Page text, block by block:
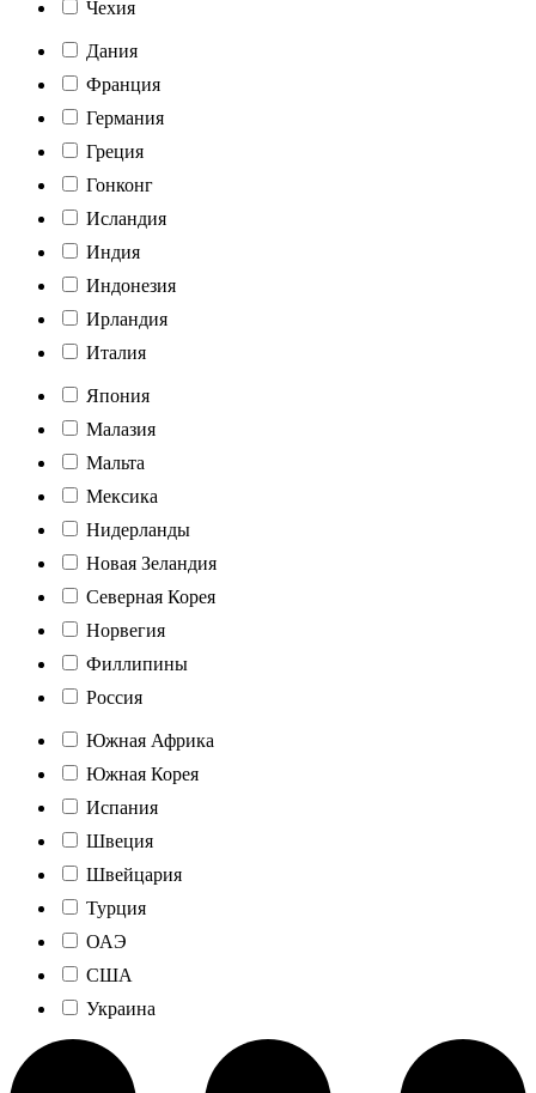
Чехия
Дания
Франция
Германия
Греция
Гонконг
Исландия
Индия
Индонезия
Ирландия
Италия
Япония
Малазия
Мальта
Мексика
Нидерланды
Новая Зеландия
Северная Корея
Норвегия
Филлипины
Россия
Южная Африка
Южная Корея
Испания
Швеция
Швейцария
Турция
ОАЭ
США
Украина